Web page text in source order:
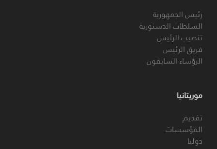
رئيس الجمهورية
السلطات الدستورية
تنصيب الرئيس
فريق الرئيس
الرؤساء السابقون
موريتانيا
تقديم
المؤسسات
دوليا